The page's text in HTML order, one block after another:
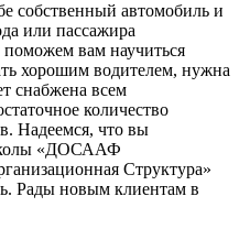
собственный автомобиль и
или пассажира
вам научиться
хорошим водителем, нужна
снабжена всем
количество
Надеемся, что вы
«ДОСААФ
Структура»
Рады новым клиентам в